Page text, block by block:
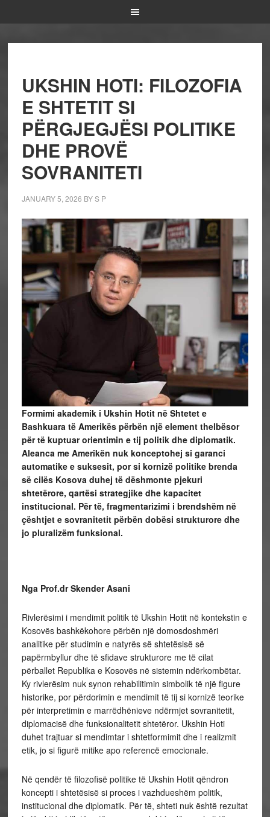
UKSHIN HOTI: FILOZOFIA
E SHTETIT SI
PËRGJEGJËSI POLITIKE
DHE PROVË
SOVRANITETI
JANUARY 5, 2026 BYS P
Formimi akademik i Ukshin Hotit në Shtetet e
Bashkuara të Amerikës përbën një element thelbësor
për të kuptuar orientimin e tij politik dhe diplomatik.
Aleanca me Amerikën nuk konceptohej si garanci
automatike e suksesit, por si kornizë politike brenda
së cilës Kosova duhej të dëshmonte pjekuri
shtetërore, qartësi strategjike dhe kapacitet
institucional. Për të, fragmentarizimi i brendshëm në
çështjet e sovranitetit përbën dobësi strukturore dhe
jo pluralizëm funksional.
Nga Prof.dr Skender Asani
Rivlerësimi i mendimit politik të Ukshin Hotit në kontekstin e
Kosovës bashkëkohore përbën një domosdoshmëri
analitike për studimin e natyrës së shtetësisë së
papërmbyllur dhe të sfidave strukturore me të cilat
përballet Republika e Kosovës në sistemin ndërkombëtar.
Ky rivlerësim nuk synon rehabilitimin simbolik të një figure
historike, por përdorimin e mendimit të tij si kornizë teorike
për interpretimin e marrëdhënieve ndërmjet sovranitetit,
diplomacisë dhe funksionalitetit shtetëror. Ukshin Hoti
duhet trajtuar si mendimtar i shtetformimit dhe i realizmit
etik, jo si figurë mitike apo referencë emocionale.
Në qendër të filozofisë politike të Ukshin Hotit qëndron
koncepti i shtetësisë si proces i vazhdueshëm politik,
institucional dhe diplomatik. Për të, shteti nuk është rezultat